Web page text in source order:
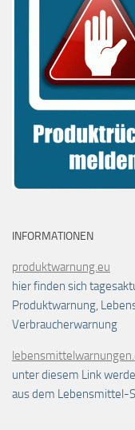
INFORMATIONEN
produktwarnung.eu
hier finden sich
Produktwarnung,
Verbraucherwarnung
unter diesem Link
aus dem Lebensmittel-